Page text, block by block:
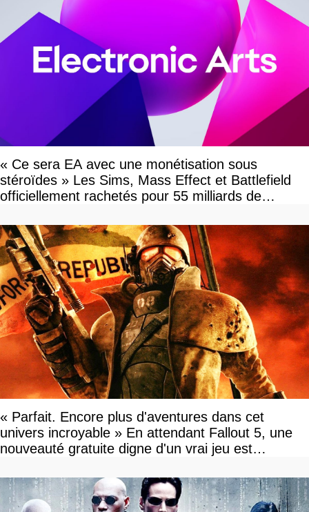
« Ce sera EA avec une monétisation sous
stéroïdes » Les Sims, Mass Effect et Battlefield
officiellement rachetés pour 55 milliards de
« Parfait. Encore plus d'aventures dans cet
univers incroyable » En attendant Fallout 5, une
nouveauté gratuite digne d'un vrai jeu est